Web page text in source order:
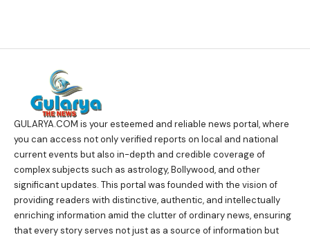
GULARYA.COM is your esteemed and reliable news portal, where
you can access not only verified reports on local and national
current events but also in-depth and credible coverage of
complex subjects such as astrology, Bollywood, and other
significant updates. This portal was founded with the vision of
providing readers with distinctive, authentic, and intellectually
enriching information amid the clutter of ordinary news, ensuring
that every story serves not just as a source of information but